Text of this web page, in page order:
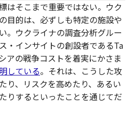
はそこまで重要ではない。ウク
目的は、必ずしも特定の施設や
。ウクライナの調査分析グルー
・インサイトの創設者であるTa
アの戦争コストを着実にかさま
している。それは、こうした攻
り、リスクを高めたり、あるい
りするといったことを通じてだ